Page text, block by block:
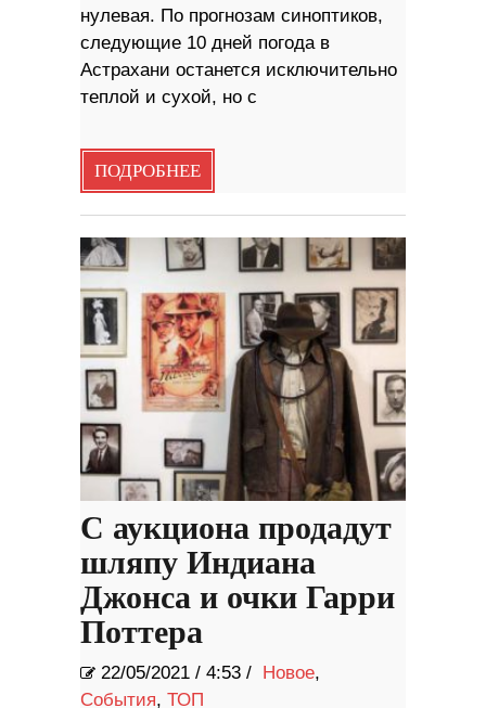
нулевая. По прогнозам синоптиков,
следующие 10 дней погода в
Астрахани останется исключительно
теплой и сухой, но с
ПОДРОБНЕЕ
С аукциона продадут
шляпу Индиана
Джонса и очки Гарри
Поттера
22/05/2021 / 4:53 / Новое,
События, ТОП